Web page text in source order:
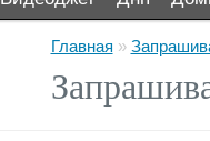
Главная »